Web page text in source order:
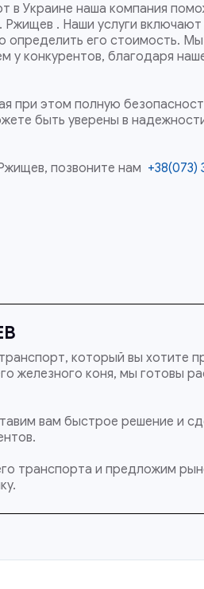
в Украине наша компания
Ржищев . Наши услуги
определить его стоимость. Мы
у конкурентов, благодаря
при этом полную
быть уверены в
позвоните нам +38(073)
который вы хотите
железного коня, мы готовы
вам быстрое решение и
транспорта и предложим